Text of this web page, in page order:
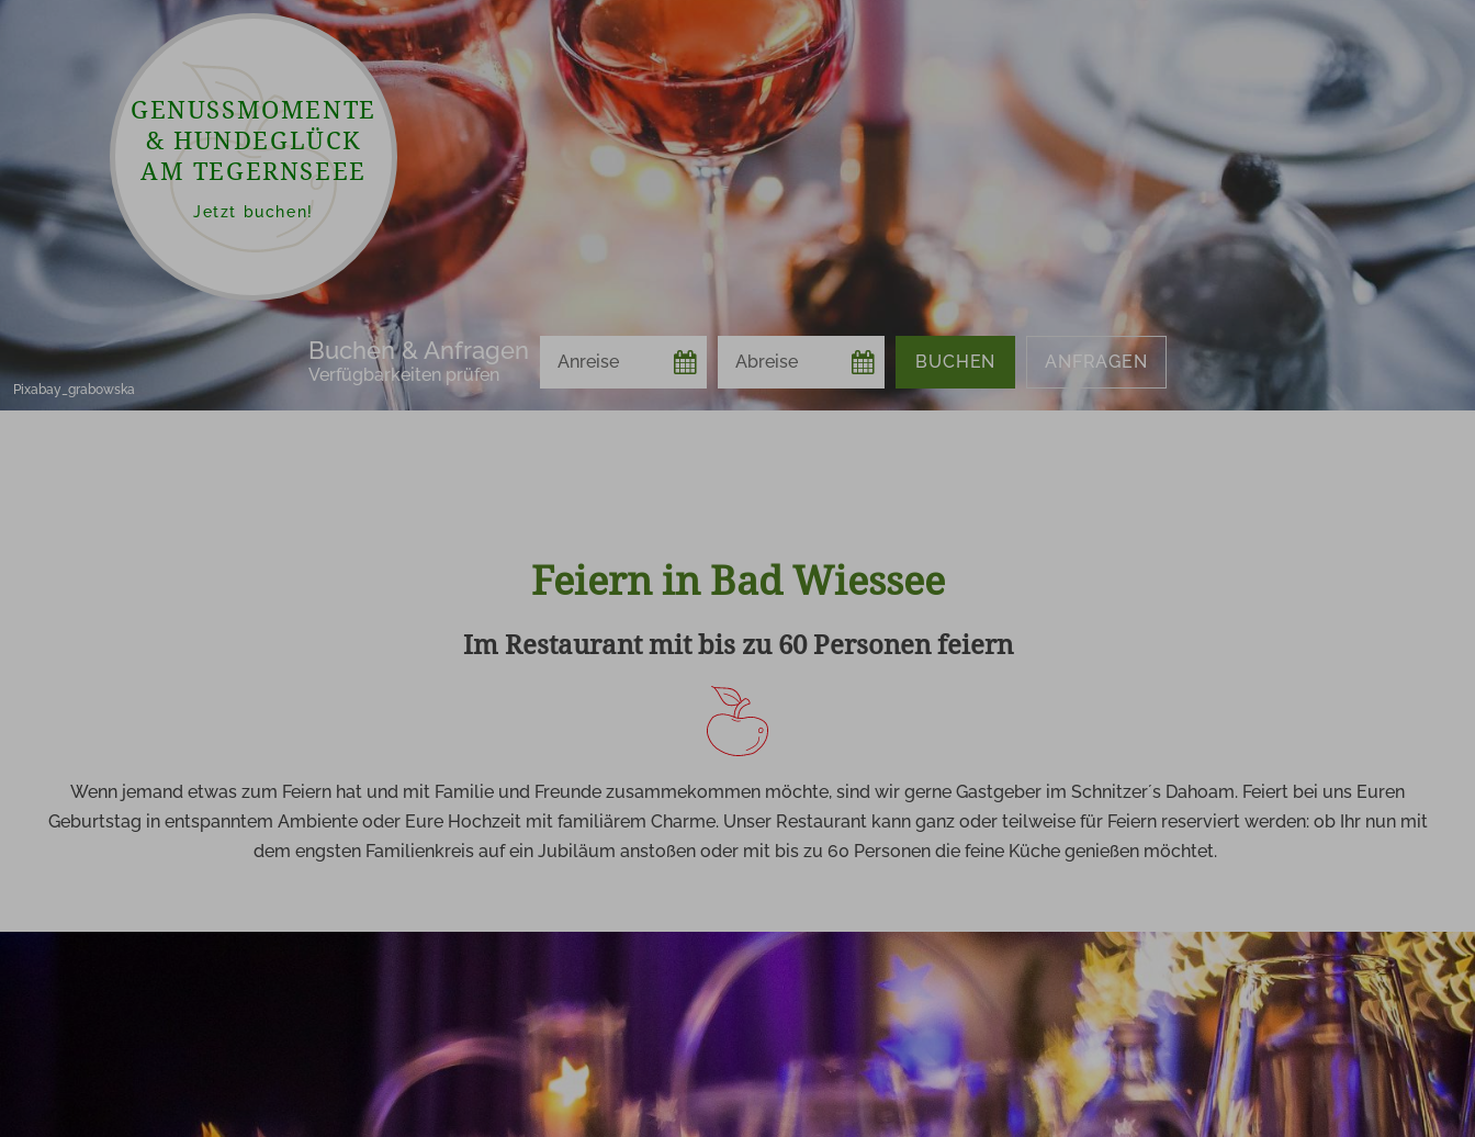
Pixabay pexels
Buchen & Anfragen
Verfügbarkeiten prüfen
Anreise Abreise Buchen Anfragen
GENUSSMOMENTE
& HUNDEGLÜCK
AM TEGERNSEEE
Jetzt buchen!
Feiern in Bad Wiessee
Im Restaurant mit bis zu 60 Personen feiern
Wenn jemand etwas zum Feiern hat und mit Familie und Freunde zusammekommen möchte, sind wir gerne Gastgeber im Schnitzer´s Dahoam. Feiert bei uns Euren
Geburtstag in entspanntem Ambiente oder Eure Hochzeit mit familiärem Charme. Unser Restaurant kann ganz oder teilweise für Feiern reserviert werden: ob Ihr nun mit
dem engsten Familienkreis auf ein Jubiläum anstoßen oder mit bis zu 60 Personen die feine Küche genießen möchtet.